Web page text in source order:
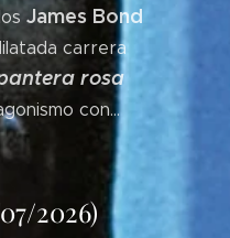
James Bond
carrera
rosa
con...
2026)